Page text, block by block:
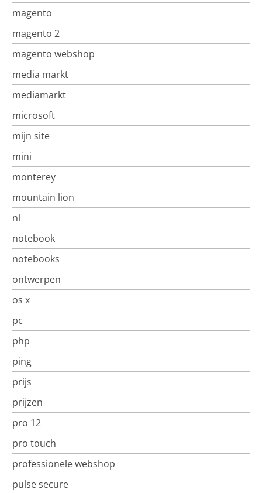
magento
magento 2
magento webshop
media markt
mediamarkt
microsoft
mijn site
mini
monterey
mountain lion
nl
notebook
notebooks
ontwerpen
os x
pc
php
ping
prijs
prijzen
pro 12
pro touch
professionele webshop
pulse secure